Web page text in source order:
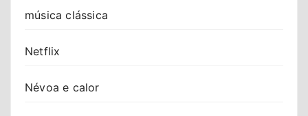
música clássica
Netflix
Névoa e calor